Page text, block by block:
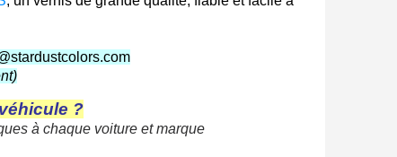
?
à chaque voiture et marque